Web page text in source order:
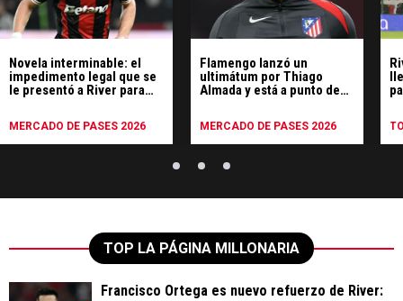
Novela interminable: el
impedimento legal que se
le presentó a River para
MERCADO DE PASES 2026
Flamengo lanzó un
ultimátum por Thiago
Almada y está a punto de
MERCADO DE PASES 2026
TOP LA PÁGINA MILLONARIA
Francisco Ortega es nuevo refuerzo de River: